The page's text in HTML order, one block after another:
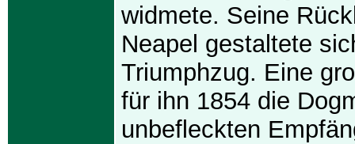
widmete. Seine
Neapel gestaltete
Triumphzug. Eine
für ihn 1854 die
unbefleckten